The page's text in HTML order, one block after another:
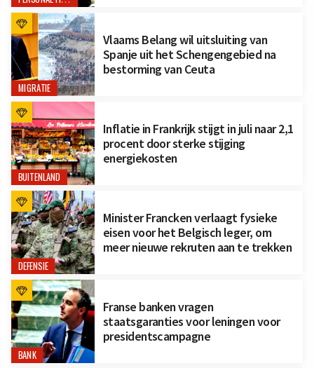
MIGRATIE
Vlaams Belang wil uitsluiting van
Spanje uit het Schengengebied na
bestorming van Ceuta
BUITENLAND
Inflatie in Frankrijk stijgt in juli naar 2,1
procent door sterke stijging
energiekosten
DEFENSIE
Minister Francken verlaagt fysieke
eisen voor het Belgisch leger, om
meer nieuwe rekruten aan te trekken
BANK
Franse banken vragen
staatsgaranties voor leningen voor
presidentscampagne